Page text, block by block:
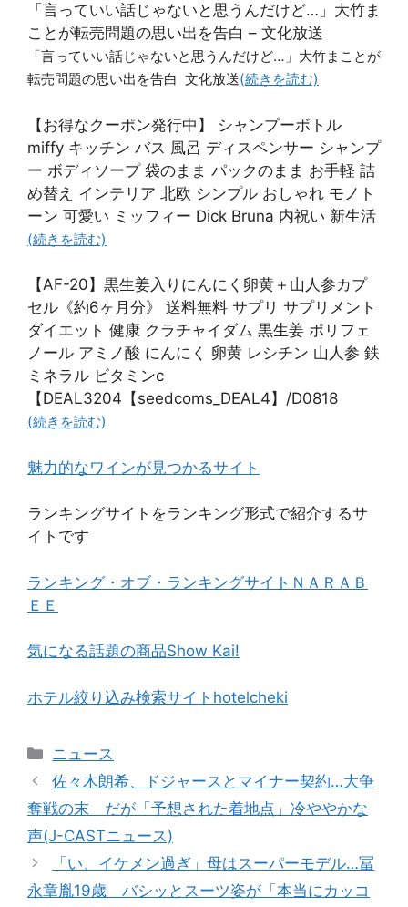
「言っていい話じゃないと思うんだけど…」大竹ま
ことが転売問題の思い出を告白 – 文化放送
「言っていい話じゃないと思うんだけど…」大竹まことが
転売問題の思い出を告白 文化放送(続きを読む)
【お得なクーポン発行中】 シャンプーボトル
miffy キッチン バス 風呂 ディスペンサー シャンプ
ー ボディソープ 袋のまま パックのまま お手軽 詰
め替え インテリア 北欧 シンプル おしゃれ モノト
ーン 可愛い ミッフィー Dick Bruna 内祝い 新生活
(続きを読む)
【AF-20】黒生姜入りにんにく卵黄＋山人参カプ
セル《約6ヶ月分》 送料無料 サプリ サプリメント
ダイエット 健康 クラチャイダム 黒生姜 ポリフェ
ノール アミノ酸 にんにく 卵黄 レシチン 山人参 鉄
ミネラル ビタミンc
【DEAL3204【seedcoms_DEAL4】/D0818
(続きを読む)
魅力的なワインが見つかるサイト
ランキングサイトをランキング形式で紹介するサ
イトです
ランキング・オブ・ランキングサイトＮＡＲＡＢ
ＥＥ
気になる話題の商品Show Kai!
ホテル絞り込み検索サイトhotelcheki
カ
テ
ゴ
リ
ー
ニュース
佐々木朗希、ドジャースとマイナー契約…大争
奪戦の末 だが「予想された着地点」冷ややかな
声(J-CASTニュース)
「い、イケメン過ぎ」母はスーパーモデル…冨
永章胤19歳 バシッとスーツ姿が「本当にカッコ